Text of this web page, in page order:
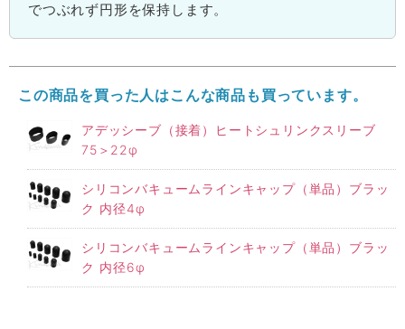
でつぶれず円形を保持します。
この商品を買った人はこんな商品も買っています。
アデッシーブ（接着）ヒートシュリンクスリーブ
75＞22φ
シリコンバキュームラインキャップ（単品）ブラッ
ク 内径4φ
シリコンバキュームラインキャップ（単品）ブラッ
ク 内径6φ